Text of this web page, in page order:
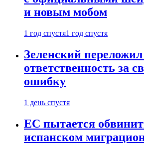
и новым мобом
1 год спустя1 год спустя
Зеленский
ответственность за
ошибку
1 день спустя
ЕС пытается
испанском